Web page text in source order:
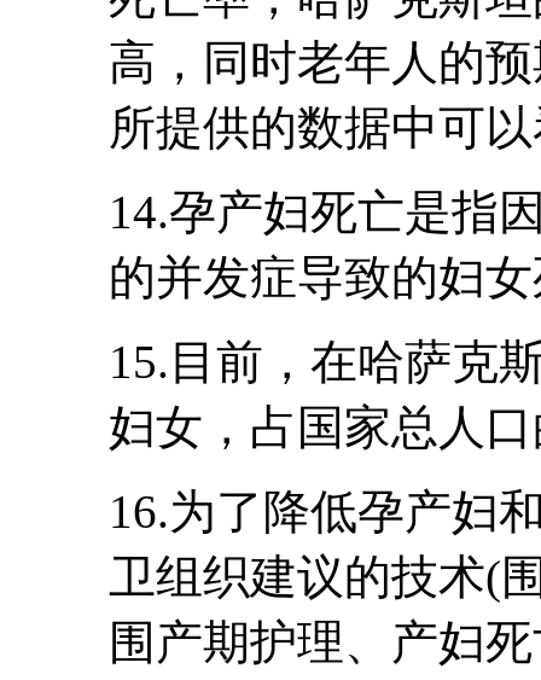
高，同时老年人的
所提供的数据中可
14.孕产妇死亡是指
的并发症导致的妇
15.目前，在哈萨克
妇女，占国家总人
16.为了降低孕产妇
卫组织建议的技术(
围产期护理、产妇